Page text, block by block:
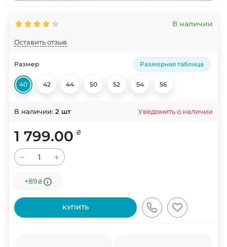
Оставить отзыв
В наличии
Размер Размерная таблица
40 42 44 50 52 54 56
В наличии: 2 шт Уведомить о наличии
1 799.00 ₴
− +
+89₴
КУПИТЬ